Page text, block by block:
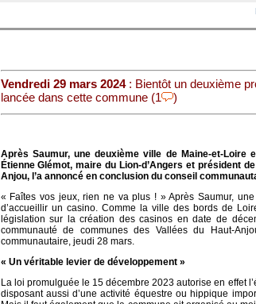
Vendredi 29 mars 2024: Bientôt un deuxième
lancée dans cette commune (1
)
Après Saumur, une deuxième ville de Maine-et-Loire
Étienne Glémot, maire du Lion-d’Angers et président
Anjou, l’a annoncé en conclusion du conseil
« Faîtes vos jeux, rien ne va plus ! » Après Saumur,
d’accueillir un casino. Comme la ville des bords de
législation sur la création des casinos en date de
communauté de communes des Vallées du Haut-
communautaire, jeudi 28 mars.
« Un véritable levier de développement »
La loi promulguée le 15 décembre 2023 autorise en effet
disposant aussi d’une activité équestre ou hippique